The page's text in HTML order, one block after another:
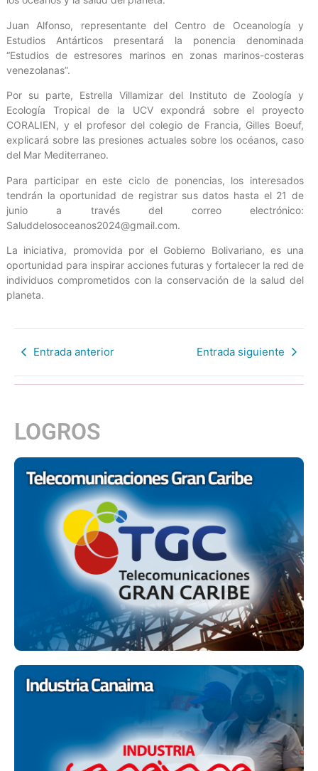
Juan Alfonso, representante del Centro de Oceanología y
Estudios Antárticos presentará la ponencia denominada
“Estudios de estresores marinos en zonas marinos-costeras
venezolanas”.
Por su parte, Estrella Villamizar del Instituto de Zoología y
Ecología Tropical de la UCV expondrá sobre el proyecto
CORALIEN, y el profesor del colegio de Francia, Gilles Boeuf,
explicará sobre las presiones actuales sobre los océanos, caso
del Mar Mediterraneo.
Para participar en este ciclo de ponencias, los interesados
tendrán la oportunidad de registrar sus datos hasta el 21 de
junio a través del correo electrónico:
Saluddelosoceanos2024@gmail.com.
La iniciativa, promovida por el Gobierno Bolivariano, es una
oportunidad para inspirar acciones futuras y fortalecer la red de
individuos comprometidos con la conservación de la salud del
planeta.
Entrada anterior Entrada siguiente
LOGROS